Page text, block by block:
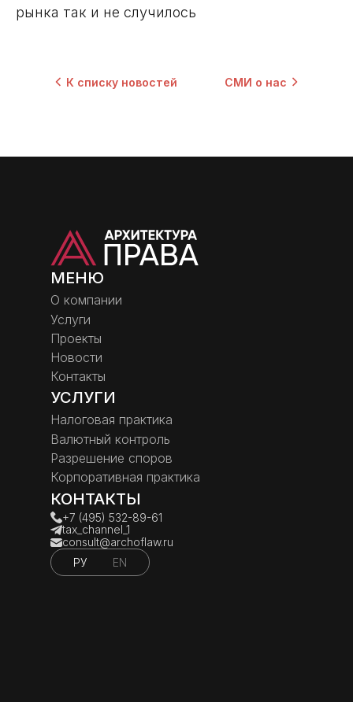
рынка так и не случилось
СМИ о нас
К списку новостей
МЕНЮ
О компании
Услуги
Проекты
Новости
Контакты
УСЛУГИ
Налоговая практика
Валютный контроль
Разрешение споров
Корпоративная практика
КОНТАКТЫ
+7 (495) 532-89-61
tax_channel_1
consult@archoflaw.ru
РУ
EN